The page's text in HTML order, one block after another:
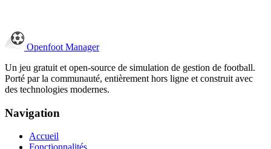
Openfoot Manager
Un jeu gratuit et open-source de simulation de gestion de football.
Porté par la communauté, entièrement hors ligne et construit avec
des technologies modernes.
Navigation
Accueil